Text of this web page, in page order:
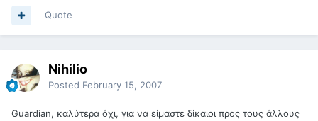
Quote
Nihilio
Posted February 15, 2007
Guardian, καλύτερα όχι, για να είμαστε δίκαιοι προς τους άλλους